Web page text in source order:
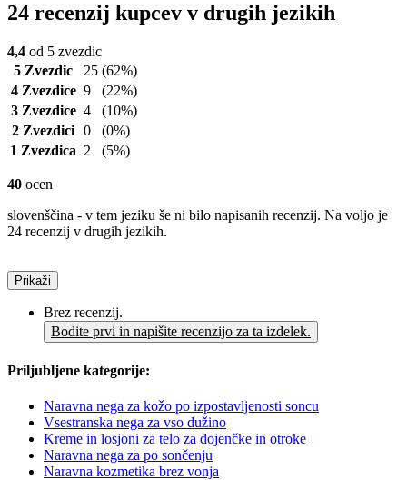
24 recenzij kupcev v drugih jezikih
4,4 od 5 zvezdic
5 Zvezdic
25 (62%)
4 Zvezdice 9
(22%)
3 Zvezdice 4
(10%)
2 Zvezdici 0
(0%)
1 Zvezdica 2 (5%)
40 ocen
slovenščina - v tem jeziku še ni bilo napisanih recenzij. Na voljo je
24 recenzij v drugih jezikih.
Prikaži
Brez recenzij.
Bodite prvi in napišite recenzijo za ta izdelek.
Priljubljene kategorije:
Naravna nega za kožo po izpostavljenosti soncu
Vsestranska nega za vso dužino
Kreme in losjoni za telo za dojenčke in otroke
Naravna nega za po sončenju
Naravna kozmetika brez vonja